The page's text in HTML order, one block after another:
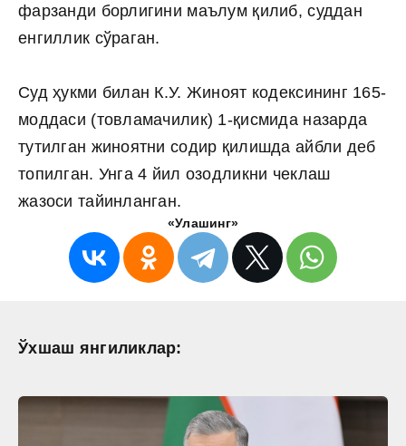
фарзанди борлигини маълум қилиб, суддан
енгиллик сўраган.
Суд ҳукми билан К.У. Жиноят кодексининг 165-
моддаси (товламачилик) 1-қисмида назарда
тутилган жиноятни содир қилишда айбли деб
топилган. Унга 4 йил озодликни чеклаш
жазоси тайинланган.
«Улашинг»
Ўхшаш янгиликлар: